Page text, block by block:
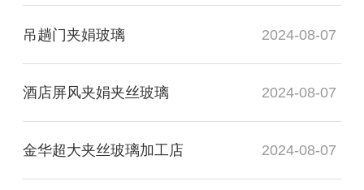
吊趟门夹娟玻璃 2024-08-07
酒店屏风夹娟夹丝玻璃 2024-08-07
金华超大夹丝玻璃加工店 2024-08-07